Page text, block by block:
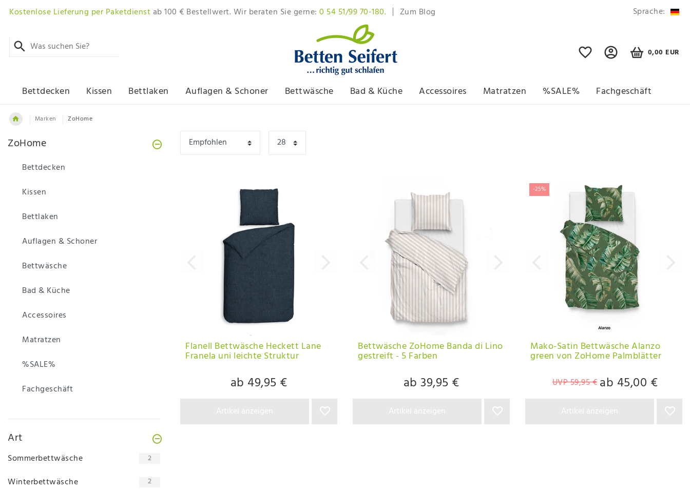
Zum Blog
Kostenlose Lieferung per Paketdienstab 100 € Bestellwert. Wir beraten Sie gerne: 0 54 51/99 70-180. Sprache:
0,00 EUR
Bettdecken Kissen Bettlaken Auflagen & Schoner Bettwäsche Bad & Küche Accessoires Matratzen %SALE% Fachgeschäft
Marken ZoHome
ZoHome
Bettdecken
Kissen
Bettlaken
Auflagen & Schoner
Bettwäsche
Bad & Küche
Accessoires
Matratzen
%SALE%
Fachgeschäft
Art
Sommerbettwäsche 2
Winterbettwäsche 2
Flanell Bettwäsche Heckett Lane
Franela uni leichte Struktur
ab 49,95 €
Bettwäsche ZoHome Banda di Lino
gestreift - 5 Farben
ab 39,95 €
-25%
Mako-Satin Bettwäsche Alanzo
green von ZoHome Palmblätter
UVP 59,95 € ab 45,00 €